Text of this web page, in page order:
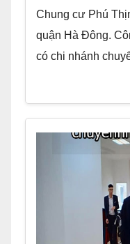
Chung cư Phú
quận Hà Đông.
có chi nhánh